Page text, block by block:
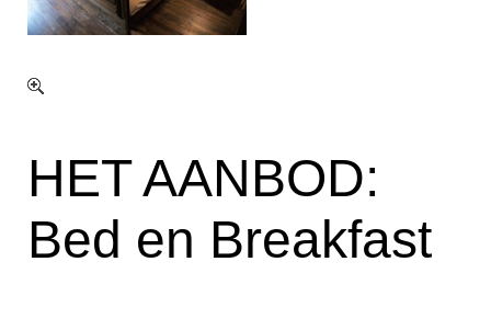
HET AANBOD:
Bed en Breakfast